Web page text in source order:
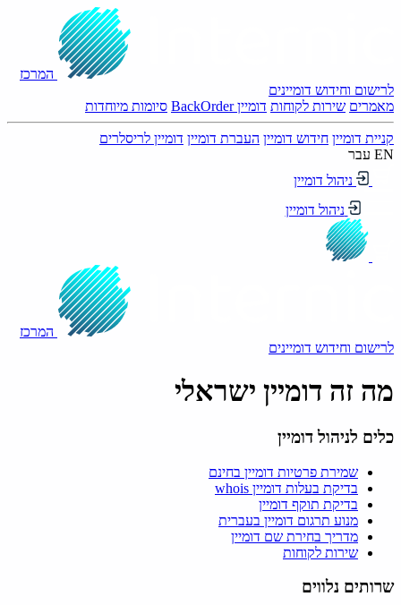
המרכז
לרישום וחידוש דומיינים
מאמרים שירות לקוחות דומיין BackOrder סיומות מיוחדות
קניית דומיין חידוש דומיין העברת דומיין דומיין לריסלרים
EN עבר
ניהול דומיין
ניהול דומיין
המרכז
לרישום וחידוש דומיינים
מה זה דומיין ישראלי
כלים לניהול דומיין
שמירת פרטיות דומיין בחינם
בדיקת בעלות דומיין whois
בדיקת תוקף דומיין
מנוע תרגום דומיין בעברית
מדריך בחירת שם דומיין
שירות לקוחות
שרותים נלווים